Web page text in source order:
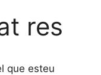
res
que esteu